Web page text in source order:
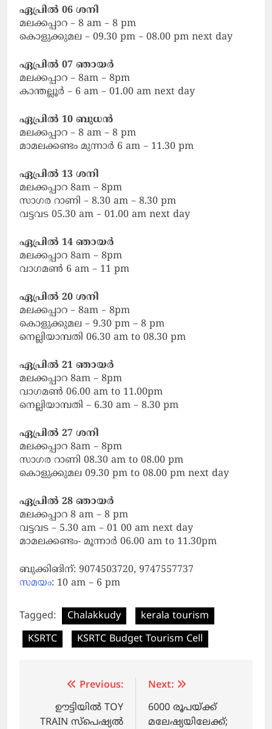
ഏപ്രിൽ 06 ശനി
മലക്കപ്പാറ – 8 am – 8 pm
കൊളുക്കുമല – 09.30 pm – 08.00 pm next day
ഏപ്രിൽ 07 ഞായർ
മലക്കപ്പാറ – 8am – 8pm
കാന്തല്ലൂർ – 6 am – 01.00 am next day
ഏപ്രിൽ 10 ബുധൻ
മലക്കപ്പാറ – 8 am – 8 pm
മാമലക്കണ്ടം മുന്നാർ 6 am – 11.30 pm
ഏപ്രിൽ 13 ശനി
മലക്കപ്പാറ 8am – 8pm
സാഗര റാണി – 8.30 am – 8.30 pm
വട്ടവട 05.30 am – 01.00 am next day
ഏപ്രിൽ 14 ഞായർ
മലക്കപ്പാറ 8am – 8pm
വാഗമൺ 6 am – 11 pm
ഏപ്രിൽ 20 ശനി
മലക്കപ്പാറ – 8am – 8pm
കൊളുക്കുമല – 9.30 pm – 8 pm
നെല്ലിയാമ്പതി 06.30 am to 08.30 pm
ഏപ്രിൽ 21 ഞായർ
മലക്കപ്പാറ 8am – 8pm
വാഗമൺ 06.00 am to 11.00pm
നെല്ലിയാമ്പതി – 6.30 am – 8.30 pm
ഏപ്രിൽ 27 ശനി
മലക്കപ്പാറ 8am – 8pm
സാഗര റാണി 08.30 am to 08.00 pm
കൊളുക്കുമല 09.30 pm to 08.00 pm next day
ഏപ്രിൽ 28 ഞായർ
മലക്കപ്പാറ 8 am – 8 pm
വട്ടവട – 5.30 am – 01 00 am next day
മാമലക്കണ്ടം- മൂന്നാർ 06.00 am to 11.30pm
ബുക്കിങിന്: 9074503720, 9747557737
സമയം: 10 am – 6 pm
Tagged: Chalakkudy
kerala tourism
KSRTC
KSRTC Budget Tourism Cell
navigation
Previous:
ഊട്ടിയിൽ TOY
TRAIN സ്പെഷ്യൽ
Next:
6000 രൂപയ്ക്ക്
മലേഷ്യയിലേക്ക്;